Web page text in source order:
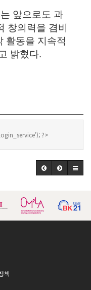
앞으로도 과
창의력을 겸비
활동을 지속적
밝혔다.
?>
책